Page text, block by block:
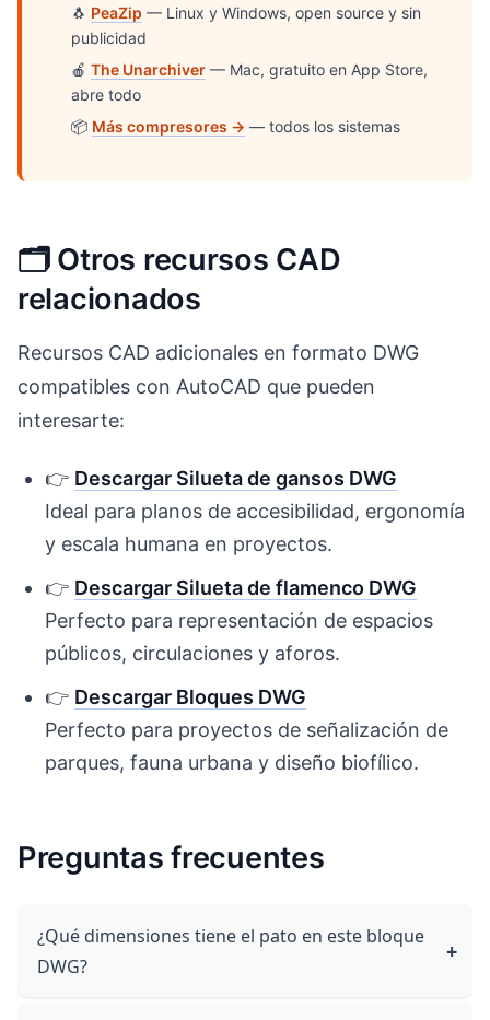
🐧 PeaZip — Linux y Windows, open source y sin
publicidad
🍎The Unarchiver — Mac, gratuito en App Store,
abre todo
📦 Más compresores → — todos los sistemas
🗂️ Otros recursos CAD
relacionados
Recursos CAD adicionales en formato DWG
compatibles con AutoCAD que pueden
interesarte:
👉 Descargar Silueta de gansos DWG
Ideal para planos de accesibilidad, ergonomía
y escala humana en proyectos.
👉 Descargar Silueta de flamenco DWG
Perfecto para representación de espacios
públicos, circulaciones y aforos.
👉 Descargar Bloques DWG
Perfecto para proyectos de señalización de
parques, fauna urbana y diseño biofílico.
Preguntas frecuentes
¿Qué dimensiones tiene el pato en este bloque
DWG?